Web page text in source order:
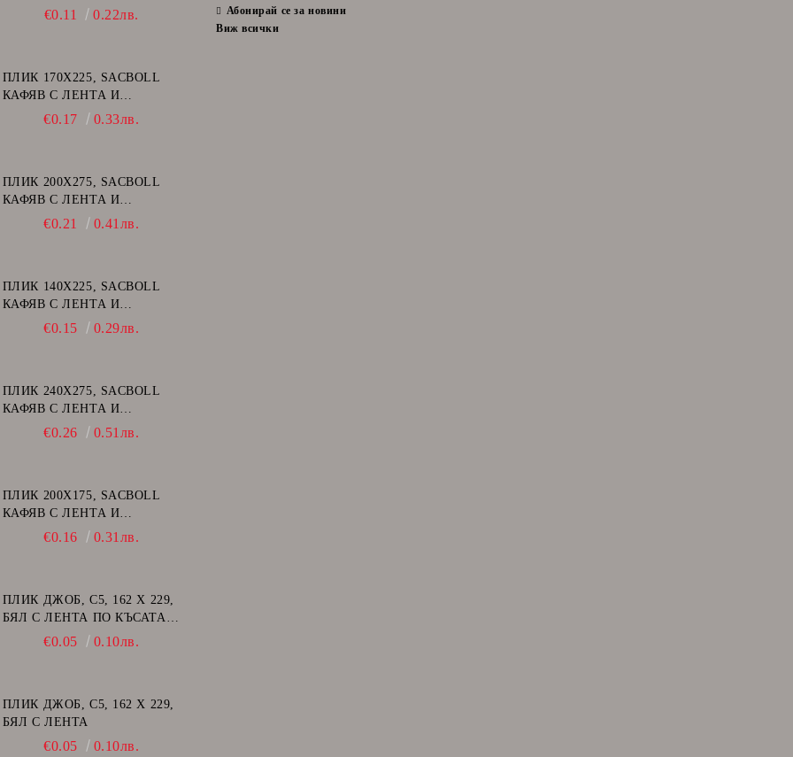
ВЪЗДУШНИ МЕХУРИ - А/11
€0.11 0.22лв.
ПЛИК 170Х225, SACBOLL
КАФЯВ С ЛЕНТА И
ВЪЗДУШНИ МЕХУРИ - C/13
€0.17 0.33лв.
ПЛИК 200Х275, SACBOLL
КАФЯВ С ЛЕНТА И
ВЪЗДУШНИ МЕХУРИ - D/14
€0.21 0.41лв.
ПЛИК 140Х225, SACBOLL
КАФЯВ С ЛЕНТА И
ВЪЗДУШНИ МЕХУРИ - В/12
€0.15 0.29лв.
ПЛИК 240Х275, SACBOLL
КАФЯВ С ЛЕНТА И
ВЪЗДУШНИ МЕХУРИ - E/15
€0.26 0.51лв.
ПЛИК 200Х175, SACBOLL
КАФЯВ С ЛЕНТА И
ВЪЗДУШНИ МЕХУРИ - CD
€0.16 0.31лв.
ПЛИК ДЖОБ, C5, 162 Х 229,
БЯЛ С ЛЕНТА ПО КЪСАТА
СТРАНА€0.05 0.10лв.
ПЛИК ДЖОБ, C5, 162 Х 229,
БЯЛ С ЛЕНТА
€0.05 0.10лв.
Абонирай се за новини
Виж всички